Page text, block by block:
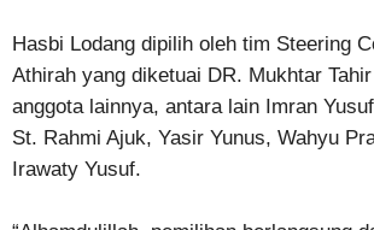
Hasbi Lodang dipilih oleh tim Steering
Athirah yang diketuai DR. Mukhtar
anggota lainnya, antara lain Imran
St. Rahmi Ajuk, Yasir Yunus, Wahyu
Irawaty Yusuf.